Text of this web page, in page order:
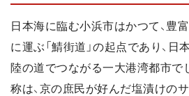
日本海に臨む小浜市はかつて、豊
に運ぶ「鯖街道」の起点であり、日
陸の道でつながる一大港湾都市で
称は、京の庶民が好んだ塩漬けの